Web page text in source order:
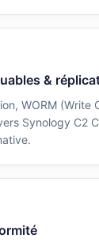
&
WORM (Write
Synology C2